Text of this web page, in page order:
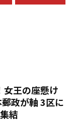
女王の座懸け
政が軸 3区に
結